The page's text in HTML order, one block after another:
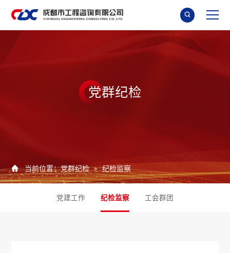

党群纪检
 当前位置：党群纪检 > 纪检监察
党建工作 纪检监察 工会群团